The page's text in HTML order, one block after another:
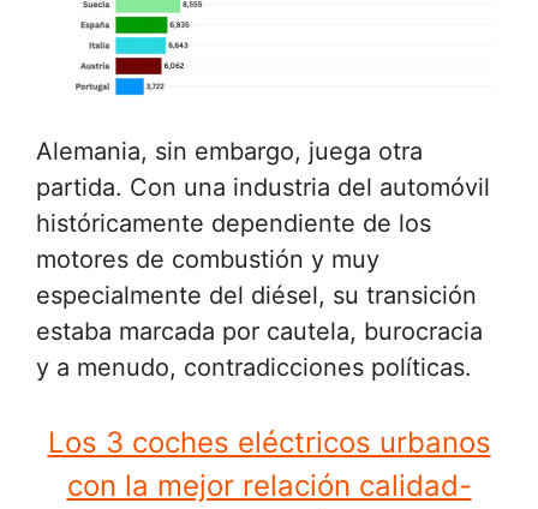
Alemania, sin embargo, juega otra
partida. Con una industria del automóvil
históricamente dependiente de los
motores de combustión y muy
especialmente del diésel, su transición
estaba marcada por cautela, burocracia
y a menudo, contradicciones políticas.
Los 3 coches eléctricos urbanos
con la mejor relación calidad-